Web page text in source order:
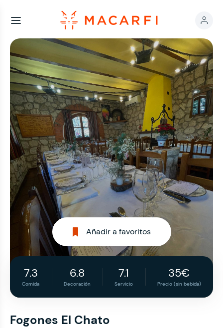
Añadir a favoritos
7.3
Comida
6.8
Decoración
7.1
Servicio
35€
Precio (sin bebida)
Fogones El Chato